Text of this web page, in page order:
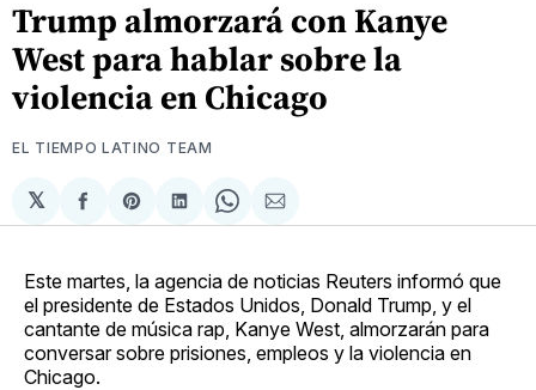
Trump almorzará con Kanye
West para hablar sobre la
violencia en Chicago
EL TIEMPO LATINO TEAM
𝕏
Compartir
en
Share
on
Compartir
en
Share
on
Compartir
via
Este martes, la agencia de noticias Reuters informó que
el presidente de Estados Unidos, Donald Trump, y el
cantante de música rap, Kanye West, almorzarán para
conversar sobre prisiones, empleos y la violencia en
Chicago.